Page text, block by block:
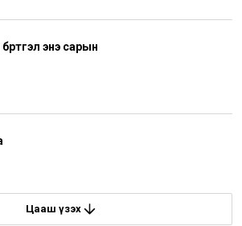
энэ сарын
Цааш үзэх